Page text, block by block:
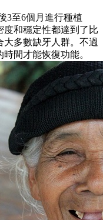
3至6個月進行種植
度和穩定性都達到了比
多數缺牙人群。不過
間才能恢復功能。